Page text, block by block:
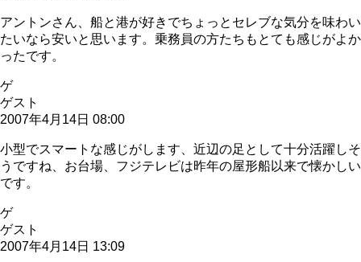
アントンさん、船と港が好きでちょっとセレブな気分を味わい
たいなら安いと思います。乗務員の方たちもとても感じがよか
ったです。
ゲ
ゲスト
2007年4月14日 08:00
小型でスマートな感じがします、近辺の足として十分活躍しそ
うですね、お台場、フジテレビは昨年の屋形船以来で懐かしい
です。
ゲ
ゲスト
2007年4月14日 13:09